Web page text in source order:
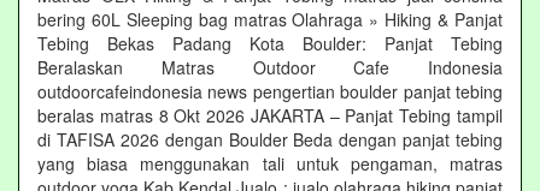
bering 60L Sleeping bag matras Olahraga » Hiking & Panjat
Tebing Bekas Padang Kota Boulder: Panjat Tebing
Beralaskan Matras Outdoor Cafe Indonesia
outdoorcafeindonesia news pengertian boulder panjat tebing
beralas matras 8 Okt 2026 JAKARTA – Panjat Tebing tampil
di TAFISA 2026 dengan Boulder Beda dengan panjat tebing
yang biasa menggunakan tali untuk pengaman, matras